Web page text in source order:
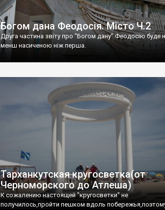
Богом дана Феодосія. Місто Ч.2
Друга частина звіту про "Богом дану" Феодосію буде
менш насиченою ніж перша.
Тарханкутская кругосветка(от
Черноморского до Атлеша)
К сожалению настоящей "кругосветки" не
получилось,пройти пешком вдоль